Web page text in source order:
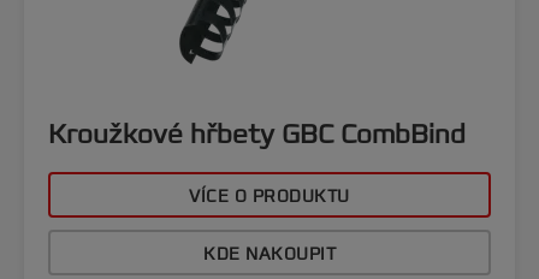
Kroužkové hřbety GBC CombBind
VÍCE O PRODUKTU
KDE NAKOUPIT